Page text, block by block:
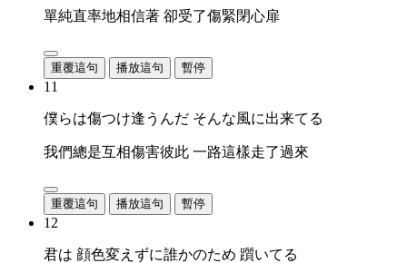
單純直率地相信著 卻受了傷緊閉心扉
重覆這句 播放這句 暫停
11
僕らは傷つけ逢うんだ そんな風に出来てる
我們總是互相傷害彼此 一路這樣走了過來
重覆這句 播放這句 暫停
12
君は 顔色変えずに誰かのため 躓いてる